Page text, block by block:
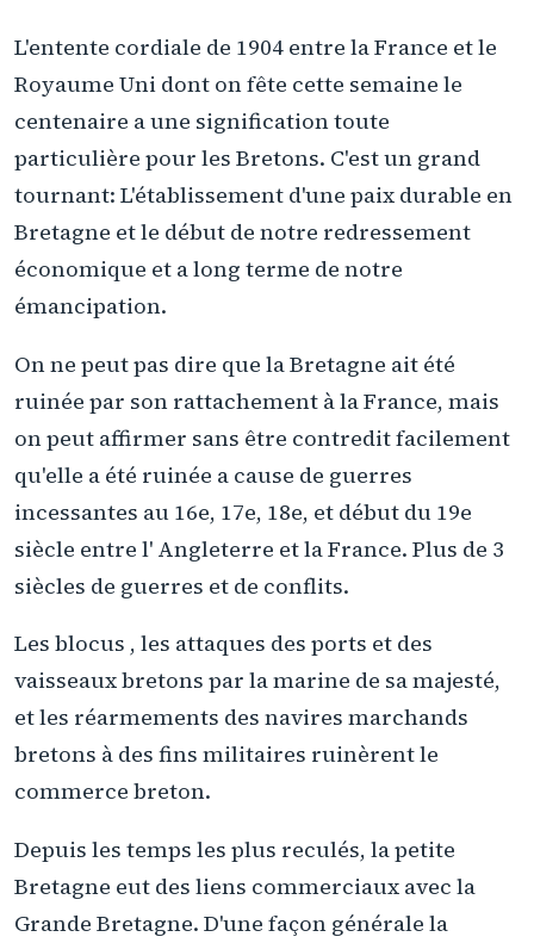
L'entente cordiale de 1904 entre la France et le
Royaume Uni dont on fête cette semaine le
centenaire a une signification toute
particulière pour les Bretons. C'est un grand
tournant: L'établissement d'une paix durable en
Bretagne et le début de notre redressement
économique et a long terme de notre
émancipation.
On ne peut pas dire que la Bretagne ait été
ruinée par son rattachement à la France, mais
on peut affirmer sans être contredit facilement
qu'elle a été ruinée a cause de guerres
incessantes au 16e, 17e, 18e, et début du 19e
siècle entre l' Angleterre et la France. Plus de 3
siècles de guerres et de conflits.
Les blocus , les attaques des ports et des
vaisseaux bretons par la marine de sa majesté,
et les réarmements des navires marchands
bretons à des fins militaires ruinèrent le
commerce breton.
Depuis les temps les plus reculés, la petite
Bretagne eut des liens commerciaux avec la
Grande Bretagne. D'une façon générale la